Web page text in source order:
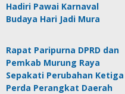
Hadiri Pawai Karnaval
Budaya Hari Jadi Mura
Rapat Paripurna DPRD dan
Pemkab Murung Raya
Sepakati Perubahan Ketiga
Perda Perangkat Daerah